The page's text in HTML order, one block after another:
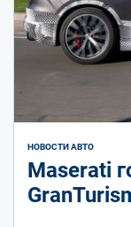
НОВОСТИ АВТО
Maserati